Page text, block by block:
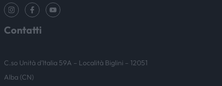
Contatti
C.so Unità d’Italia 59A – Località Biglini – 12051
Alba (CN)